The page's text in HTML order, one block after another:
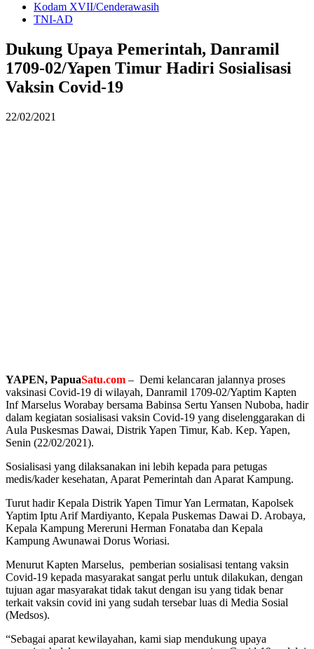
Kodam XVII/Cenderawasih
TNI-AD
Dukung Upaya Pemerintah, Danramil
1709-02/Yapen Timur Hadiri Sosialisasi
Vaksin Covid-19
22/02/2021
YAPEN, PapuaSatu.com – Demi kelancaran jalannya proses
vaksinasi Covid-19 di wilayah, Danramil 1709-02/Yaptim Kapten
Inf Marselus Worabay bersama Babinsa Sertu Yansen Nuboba, hadir
dalam kegiatan sosialisasi vaksin Covid-19 yang diselenggarakan di
Aula Puskesmas Dawai, Distrik Yapen Timur, Kab. Kep. Yapen,
Senin (22/02/2021).
Sosialisasi yang dilaksanakan ini lebih kepada para petugas
medis/kader kesehatan, Aparat Pemerintah dan Aparat Kampung.
Turut hadir Kepala Distrik Yapen Timur Yan Lermatan, Kapolsek
Yaptim Iptu Arif Mardiyanto, Kepala Puskemas Dawai D. Arobaya,
Kepala Kampung Mereruni Herman Fonataba dan Kepala
Kampung Awunawai Dorus Woriasi.
Menurut Kapten Marselus, pemberian sosialisasi tentang vaksin
Covid-19 kepada masyarakat sangat perlu untuk dilakukan, dengan
tujuan agar masyarakat tidak takut dengan isu yang tidak benar
terkait vaksin covid ini yang sudah tersebar luas di Media Sosial
(Medsos).
“Sebagai aparat kewilayahan, kami siap mendukung upaya